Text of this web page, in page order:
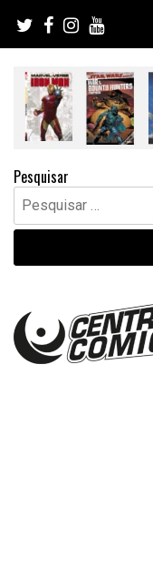
content
Pesquisar
Pesquisar
por: